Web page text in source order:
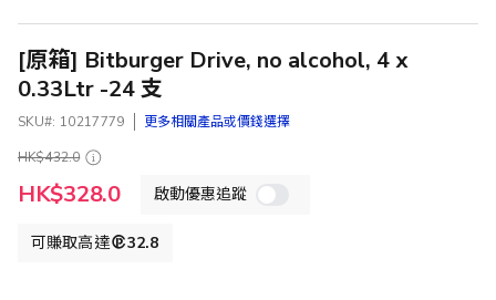
[原箱] Bitburger Drive, no alcohol, 4 x
0.33Ltr -24 支
SKU 10217779
更多相關產品或價錢選擇
HK$432.0
特
殊
HK$328.0 啟動優惠追蹤
可賺取高達 32.8